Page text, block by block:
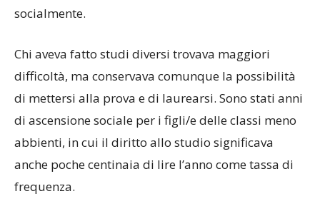
socialmente.
Chi aveva fatto studi diversi trovava maggiori
difficoltà, ma conservava comunque la possibilità
di mettersi alla prova e di laurearsi. Sono stati anni
di ascensione sociale per i figli/e delle classi meno
abbienti, in cui il diritto allo studio significava
anche poche centinaia di lire l’anno come tassa di
frequenza.